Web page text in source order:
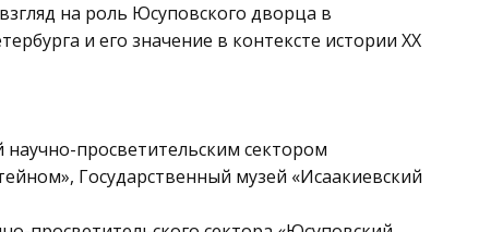
на роль Юсуповского дворца в
и его значение в контексте истории XX
просветительским сектором
Государственный музей «Исаакиевский